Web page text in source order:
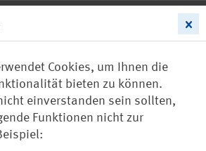
Cookies, um Ihnen die
bieten zu können.
einverstanden sein sollten,
Funktionen nicht zur